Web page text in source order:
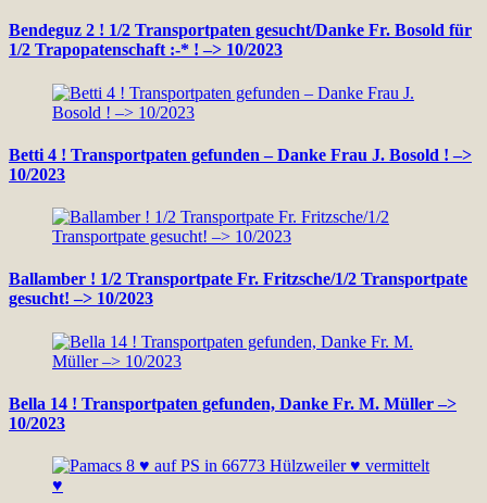
Bendeguz 2 ! 1/2 Transportpaten gesucht/Danke Fr. Bosold für
1/2 Trapopatenschaft :-* ! –> 10/2023
Betti 4 ! Transportpaten gefunden – Danke Frau J. Bosold ! –>
10/2023
Ballamber ! 1/2 Transportpate Fr. Fritzsche/1/2 Transportpate
gesucht! –> 10/2023
Bella 14 ! Transportpaten gefunden, Danke Fr. M. Müller –>
10/2023